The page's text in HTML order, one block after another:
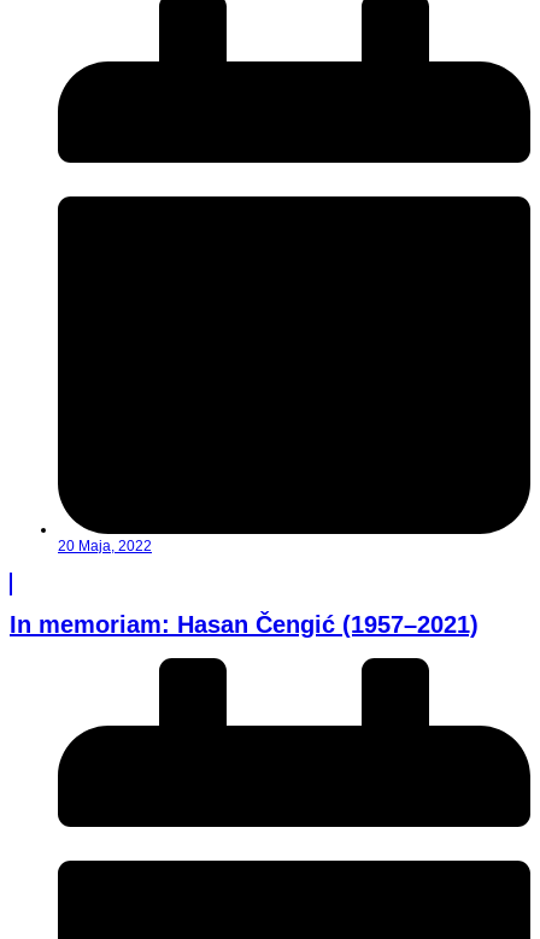
20 Maja, 2022
In memoriam: Hasan Čengić (1957–2021)